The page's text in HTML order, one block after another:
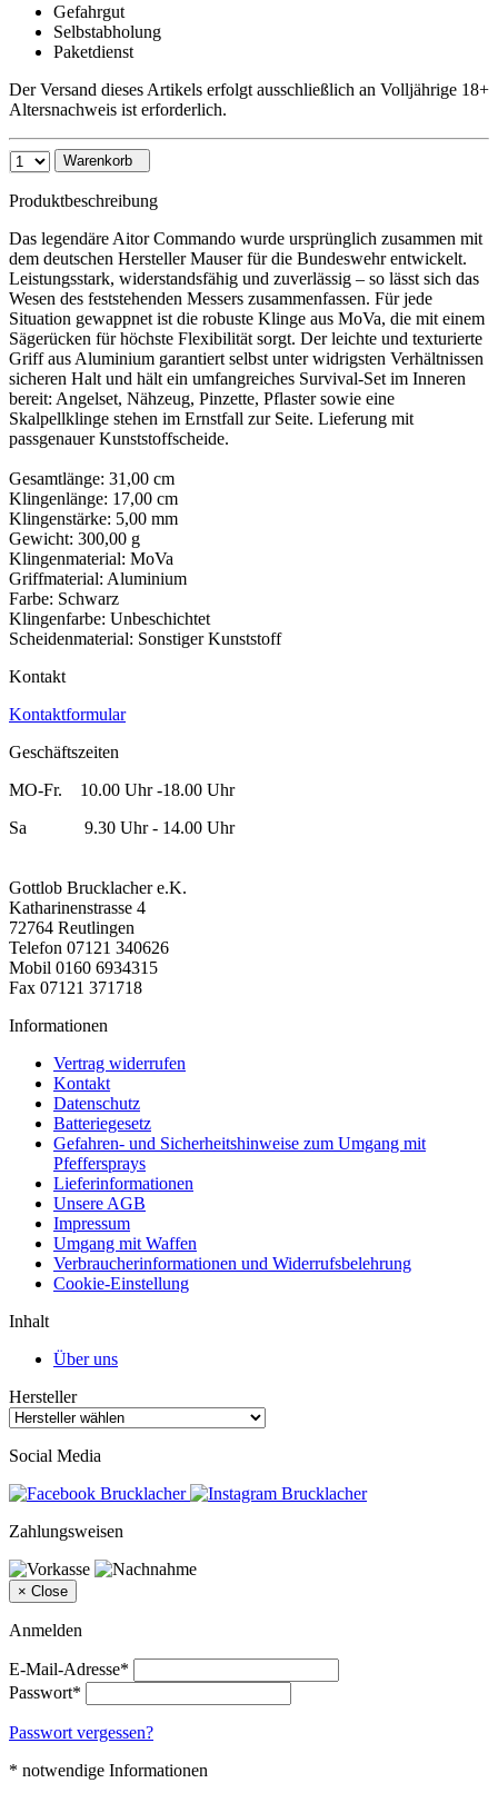
Gefahrgut
Selbstabholung
Paketdienst
Der Versand dieses Artikels erfolgt ausschließlich an Volljährige 18+
Altersnachweis ist erforderlich.
Warenkorb
Produktbeschreibung
Das legendäre Aitor Commando wurde ursprünglich zusammen mit
dem deutschen Hersteller Mauser für die Bundeswehr entwickelt.
Leistungsstark, widerstandsfähig und zuverlässig – so lässt sich das
Wesen des feststehenden Messers zusammenfassen. Für jede
Situation gewappnet ist die robuste Klinge aus MoVa, die mit einem
Sägerücken für höchste Flexibilität sorgt. Der leichte und texturierte
Griff aus Aluminium garantiert selbst unter widrigsten Verhältnissen
sicheren Halt und hält ein umfangreiches Survival-Set im Inneren
bereit: Angelset, Nähzeug, Pinzette, Pflaster sowie eine
Skalpellklinge stehen im Ernstfall zur Seite. Lieferung mit
passgenauer Kunststoffscheide.
Gesamtlänge: 31,00 cm
Klingenlänge: 17,00 cm
Klingenstärke: 5,00 mm
Gewicht: 300,00 g
Klingenmaterial: MoVa
Griffmaterial: Aluminium
Farbe: Schwarz
Klingenfarbe: Unbeschichtet
Scheidenmaterial: Sonstiger Kunststoff
Kontakt
Kontaktformular
Geschäftszeiten
MO-Fr. 10.00 Uhr -18.00 Uhr
Sa 9.30 Uhr - 14.00 Uhr
Gottlob Brucklacher e.K.
Katharinenstrasse 4
72764 Reutlingen
Telefon 07121 340626
Mobil 0160 6934315
Fax 07121 371718
Informationen
Vertrag widerrufen
Kontakt
Datenschutz
Batteriegesetz
Gefahren- und Sicherheitshinweise zum Umgang mit
Pfeffersprays
Lieferinformationen
Unsere AGB
Impressum
Umgang mit Waffen
Verbraucherinformationen und Widerrufsbelehrung
Cookie-Einstellung
Inhalt
Über uns
Hersteller
Social Media
Zahlungsweisen
× Close
Anmelden
E-Mail-Adresse*
Passwort*
Passwort vergessen?
* notwendige Informationen